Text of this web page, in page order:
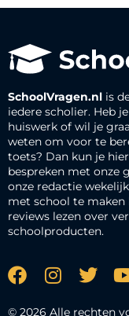
SchoolVragen.nl is
iedere scholier. Heb
huiswerk of wil je
weten om voor te
toets? Dan kun je
bespreken met onze
onze redactie
met school te maken
reviews lezen over
schoolproducten.
© 2026 Alle rechten